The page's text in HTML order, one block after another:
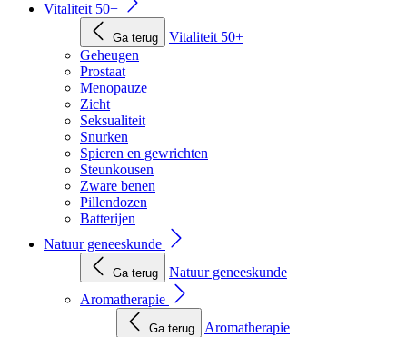
Vitaliteit 50+
Ga terug
Vitaliteit 50+
Geheugen
Prostaat
Menopauze
Zicht
Seksualiteit
Snurken
Spieren en gewrichten
Steunkousen
Zware benen
Pillendozen
Batterijen
Natuur geneeskunde
Ga terug
Natuur geneeskunde
Aromatherapie
Ga terug
Aromatherapie